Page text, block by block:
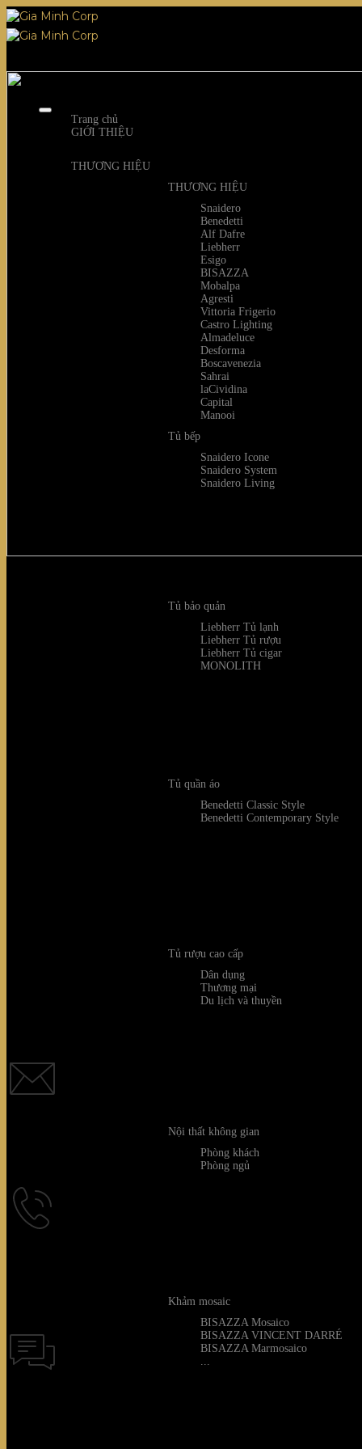
Skip
to
content
Trang chủ
GIỚI THIỆU
THƯƠNG HIỆU
THƯƠNG HIỆU
Snaidero
Benedetti
Alf Dafre
Liebherr
Esigo
BISAZZA
Mobalpa
Agresti
Vittoria Frigerio
Castro Lighting
Almadeluce
Desforma
Boscavenezia
Sahrai
laCividina
Capital
Manooi
Tủ bếp
Snaidero Icone
Snaidero System
Snaidero Living
Tủ bảo quản
Liebherr Tủ lạnh
Liebherr Tủ rượu
Liebherr Tủ cigar
MONOLITH
Tủ quần áo
Benedetti Classic Style
Benedetti Contemporary Style
Tủ rượu cao cấp
Dân dụng
Thương mại
Du lịch và thuyền
Nội thất không gian
Phòng khách
Phòng ngủ
Khảm mosaic
BISAZZA Mosaico
BISAZZA VINCENT DARRÉ
BISAZZA Marmosaico
...